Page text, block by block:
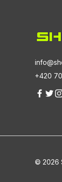
+420
© 2026